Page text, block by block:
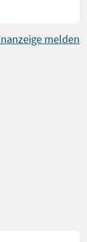
melden